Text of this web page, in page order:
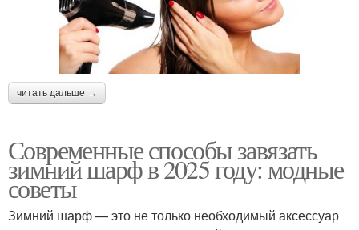
читать дальше →
Современные способы завязать
зимний шарф в 2025 году: модные
советы
Зимний шарф — это не только необходимый аксессуар